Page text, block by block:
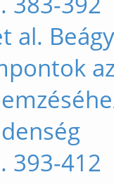
al.
393-412